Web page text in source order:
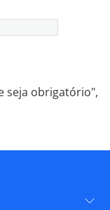
seja obrigatório",